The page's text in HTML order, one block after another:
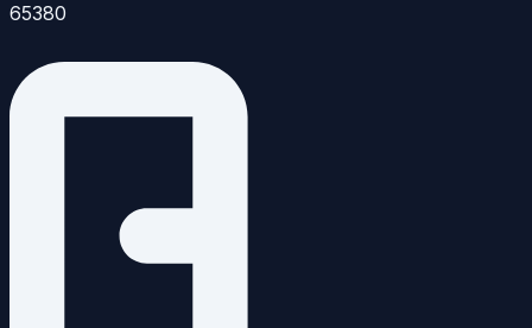
65380